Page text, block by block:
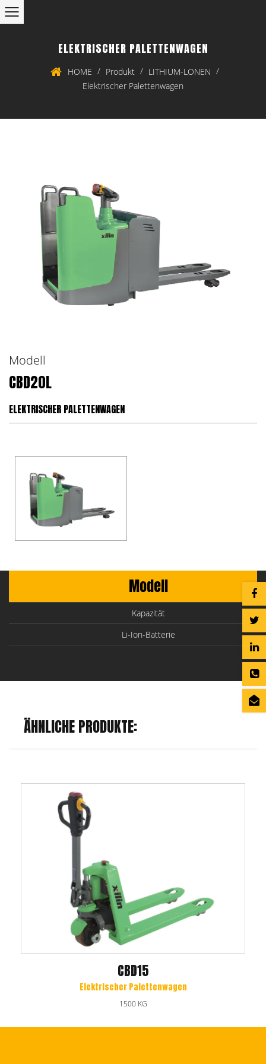
ELEKTRISCHER PALETTENWAGEN
HOME / Produkt / LITHIUM-LONEN /
Elektrischer Palettenwagen
Modell
CBD20L
ELEKTRISCHER PALETTENWAGEN
Modell
Kapazität
Li-Ion-Batterie
ÄHNLICHE PRODUKTE:
CBD15
Elektrischer Palettenwagen
1500 KG